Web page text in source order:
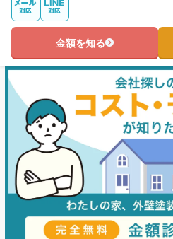
金額を知る